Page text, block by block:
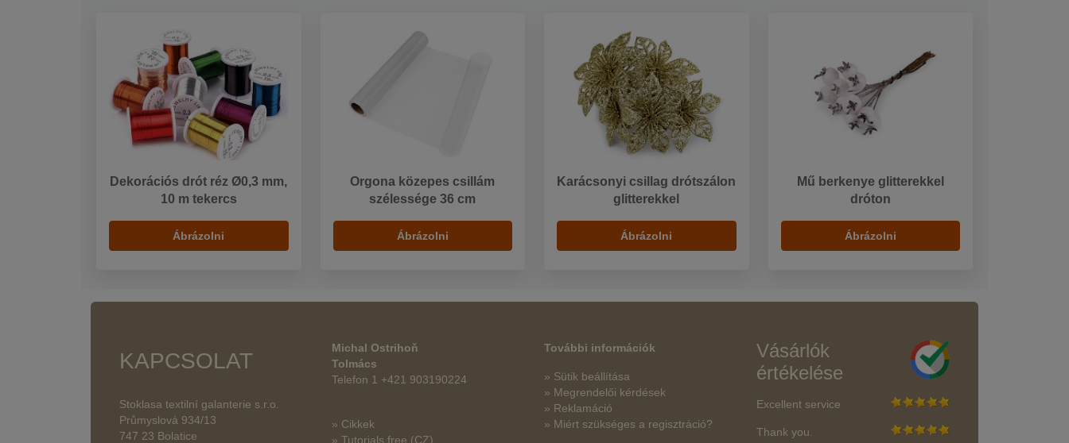
Dekorációs drót réz Ø0,3 mm,
10 m tekercs
Ábrázolni
Orgona közepes csillám
szélessége 36 cm
Ábrázolni
Karácsonyi csillag drótszálon
glitterekkel
Ábrázolni
Mű berkenye glitterekkel
dróton
Ábrázolni
KAPCSOLAT
Stoklasa textilní galanterie s.r.o.
Průmyslová 934/13
747 23 Bolatice
Michal Ostrihoň
Tolmács
Telefon 1 +421 903190224
» Cikkek
» Tutorials free (CZ)
További információk
» Sütik beállítása
» Megrendelői kérdések
» Reklamáció
» Miért szükséges a regisztráció?
Vásárlók
értékelése
Excellent service
Thank you.